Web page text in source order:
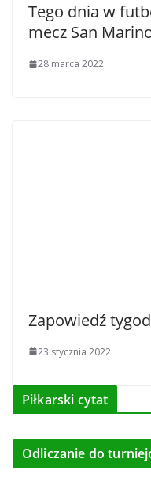
Tego dnia w
mecz San
28 marca 2022
Zapowiedź
23 stycznia 2022
Piłkarski cytat
Odliczanie do